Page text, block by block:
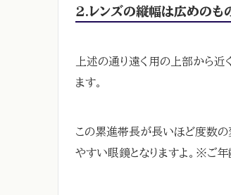
2.レンズの縦幅は広めの
上述の通り遠く用の上部から
ます。
この累進帯長が長いほど度数の
やすい眼鏡となりますよ。※ご